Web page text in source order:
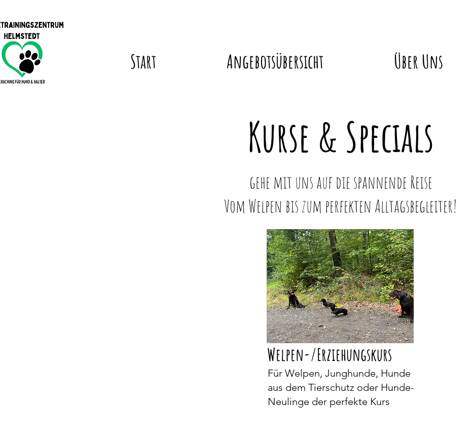
Start Angebotsübersicht Über Uns
Kurse & Specials
gehe mit uns auf die spannende Reise
Vom Welpen bis zum perfekten Alltagsbegleiter!
Welpen-/Erziehungskurs
Für Welpen, Junghunde, Hunde
aus dem Tierschutz oder Hunde-
Neulinge der perfekte Kurs